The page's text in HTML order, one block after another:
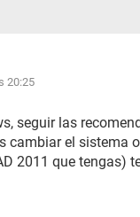
20:25
seguir las
cambiar el sistema
2011 que tengas)